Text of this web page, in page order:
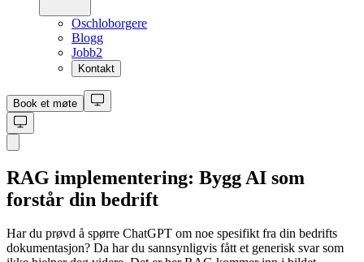
Oschloborgere
Blogg
Jobb2
Kontakt
Book et møte
RAG implementering: Bygg AI som
forstår din bedrift
Har du prøvd å spørre ChatGPT om noe spesifikt fra din bedrifts
dokumentasjon? Da har du sannsynligvis fått et generisk svar som